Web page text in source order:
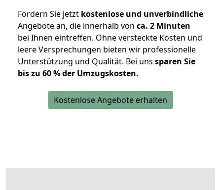
Fordern Sie jetzt kostenlose und unverbindliche
Angebote an, die innerhalb von ca. 2 Minuten
bei Ihnen eintreffen. Ohne versteckte Kosten und
leere Versprechungen bieten wir professionelle
Unterstützung und Qualität. Bei uns sparen Sie
bis zu 60 % der Umzugskosten.
Kostenlose Angebote erhalten